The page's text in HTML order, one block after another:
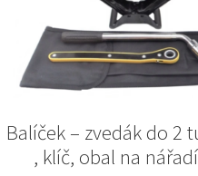
Balíček – zvedák do 2
, klíč, obal na nářadí